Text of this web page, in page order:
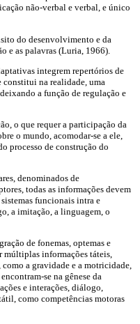
não-verbal e verbal, e único
do desenvolvimento e da
e as palavras (Luria, 1966).
integrem repertórios de
constitui na realidade, uma
a função de regulação e
o que requer a participação da
o mundo, acomodar-se a ele,
processo de construção do
denominados de
todas as informações devem
funcionais intra e
a imitação, a linguagem, o
de fonemas, optemas e
múltiplas informações táteis,
a gravidade e a motricidade,
se na gênese da
e interações, diálogo,
como competências motoras